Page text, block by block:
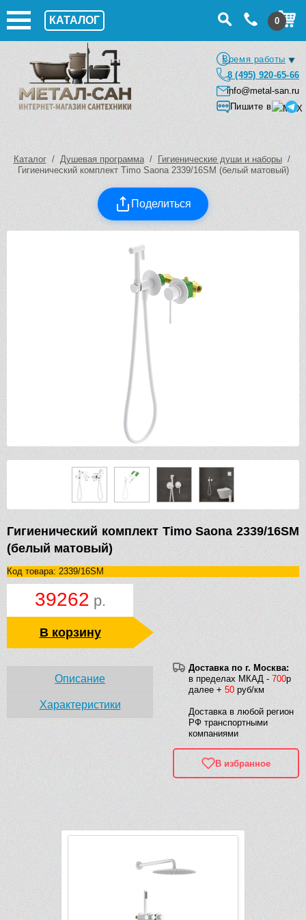
КАТАЛОГ 0
Время работы
8 (495) 920-65-66
info@metal-san.ru
Пишите в
Каталог/ Душевая программа/ Гигиенические души и наборы/
Гигиенический комплект Timo Saona 2339/16SM (белый матовый)
Поделиться
Гигиенический комплект Timo Saona 2339/16SM
(белый матовый)
Код товара: 2339/16SM
39262 р.
В корзину
Доставка по г. Москва:
в пределах МКАД - 700р
далее + 50 руб/км
Доставка в любой регион
РФ транспортными
компаниями
В избранное
Описание
Характеристики